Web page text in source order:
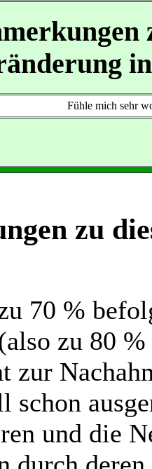
Fühle mich sehr
zu
70 %
zu 80
zur
schon
und die